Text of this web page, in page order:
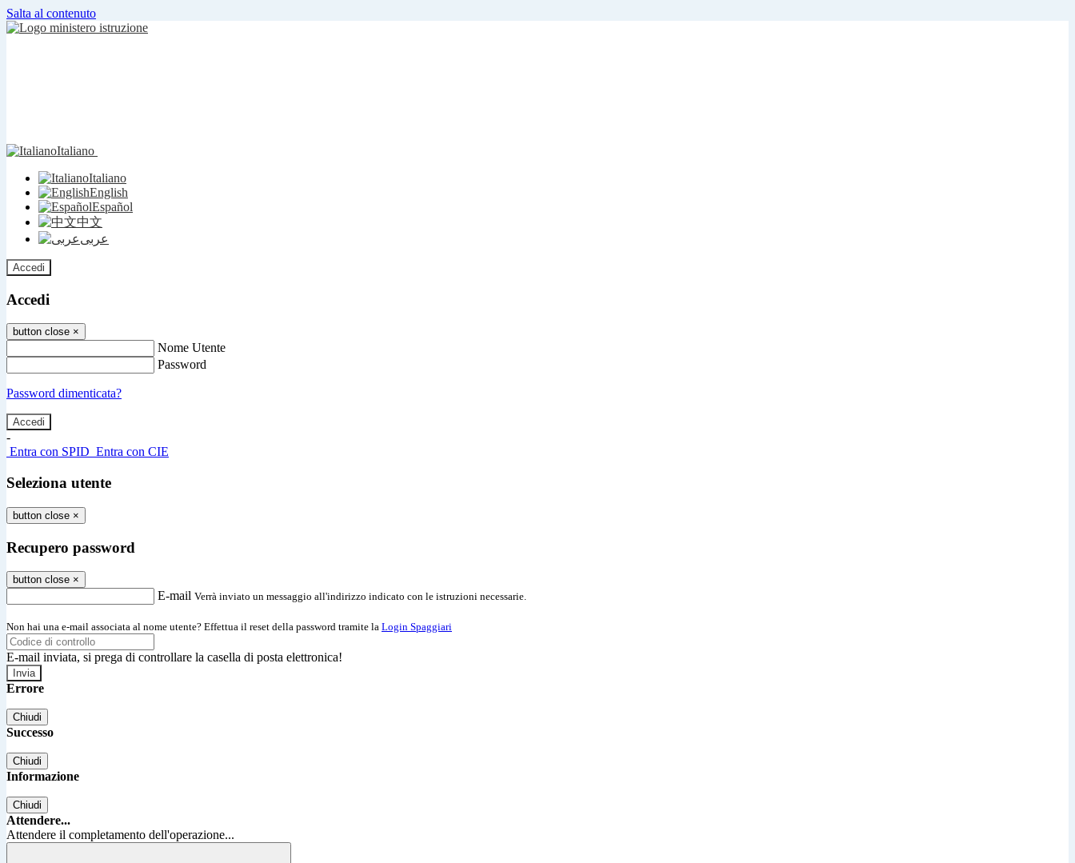
Salta al contenuto
Italiano
Italiano
English
Español
中文
عربى
Accedi
Accedi
button close ×
Nome Utente
Password
Password dimenticata?
-
Entra con SPID Entra con CIE
Seleziona utente
button close ×
Recupero password
button close ×
E-mail Verrà inviato un messaggio all'indirizzo indicato con le istruzioni necessarie.
Non hai una e-mail associata al nome utente? Effettua il reset della password tramite la Login Spaggiari
E-mail inviata, si prega di controllare la casella di posta elettronica!
Errore
Chiudi
Successo
Chiudi
Informazione
Chiudi
Attendere...
Attendere il completamento dell'operazione...